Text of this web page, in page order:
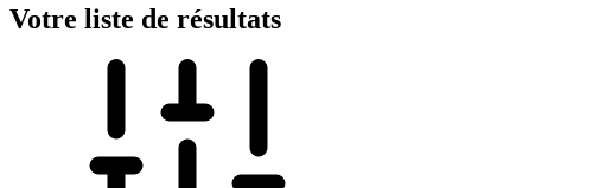
Votre liste de résultats